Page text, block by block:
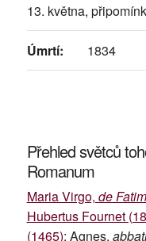
13. května,
Úmrtí: 1834
Přehled světců
Romanum
Maria Virgo, de
Hubertus Fournet
(1465); Agnes,